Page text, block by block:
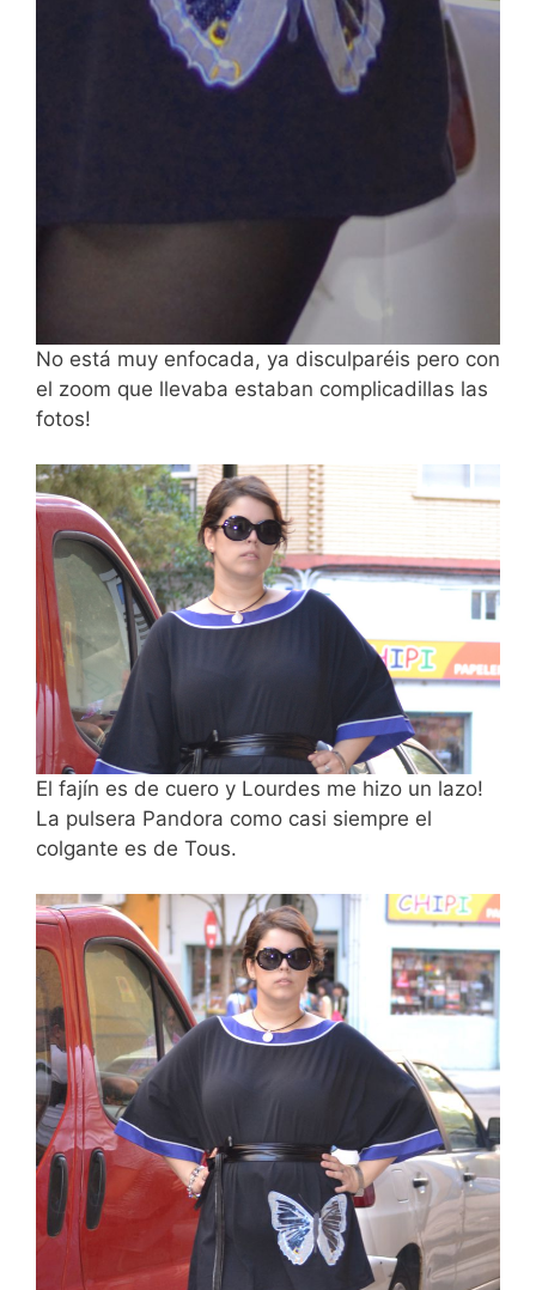
No está muy enfocada, ya disculparéis pero con
el zoom que llevaba estaban complicadillas las
fotos!
El fajín es de cuero y Lourdes me hizo un lazo!
La pulsera Pandora como casi siempre el
colgante es de Tous.